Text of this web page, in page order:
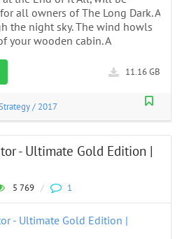
all owners of The Long Dark. A
the night sky. The wind howls
your wooden cabin. A
11.16 GB
/ 2017
- Ultimate Gold Edition |
5 769 / 1